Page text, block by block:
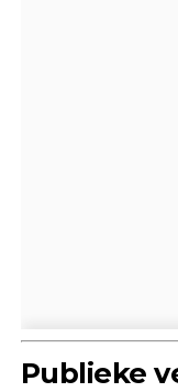
Publieke